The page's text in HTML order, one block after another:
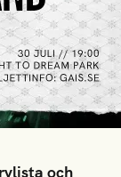
och